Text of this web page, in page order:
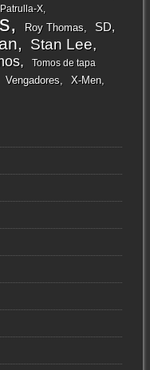
Patrulla-X
Roy Thomas SD
Stan Lee
Tomos de tapa
Vengadores X-Men